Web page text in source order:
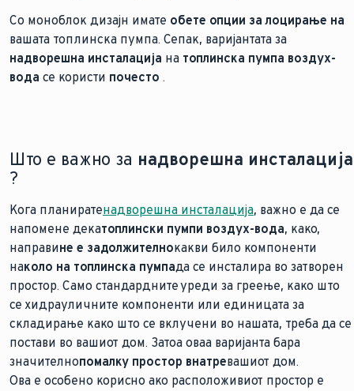
Со моноблок дизајн имате обете опции за лоцирање на
вашата топлинска пумпа. Сепак, варијантата за
надворешна инсталација на топлинска пумпа воздух-
вода се користи почесто .
Што е важно за надворешна инсталација
?
Кога планиратенадворешна инсталација, важно е да се
напомене декатоплински пумпи воздух-вода, како,
направине е задолжителнокакви било компоненти
наколо на топлинска пумпада се инсталира во затворен
простор. Само стандардните уреди за греење, како што
се хидрауличните компоненти или единицата за
складирање како што се вклучени во нашата, треба да се
постави во вашиот дом. Затоа оваа варијанта бара
значителнопомалку простор внатревашиот дом.
Ова е особено корисно ако расположивиот простор е